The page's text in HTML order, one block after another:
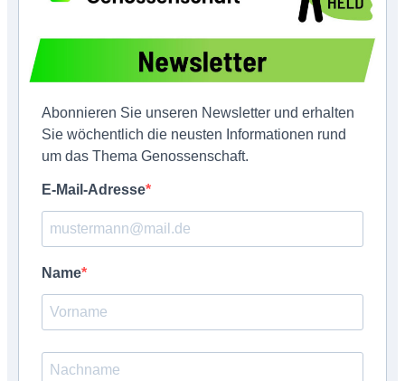
Abonnieren Sie unseren Newsletter und erhalten
Sie wöchentlich die neusten Informationen rund
um das Thema Genossenschaft.
E-Mail-Adresse
Name